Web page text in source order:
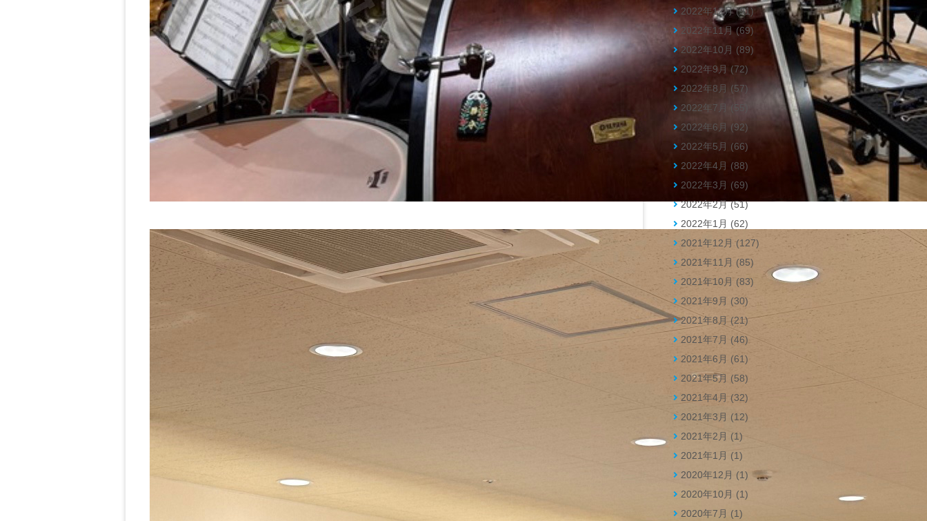
2022年12月 (91)
2022年11月 (69)
2022年10月 (89)
2022年9月 (72)
2022年8月 (57)
2022年7月 (55)
2022年6月 (92)
2022年5月 (66)
2022年4月 (88)
2022年3月 (69)
2022年2月 (51)
2022年1月 (62)
2021年12月 (127)
2021年11月 (85)
2021年10月 (83)
2021年9月 (30)
2021年8月 (21)
2021年7月 (46)
2021年6月 (61)
2021年5月 (58)
2021年4月 (32)
2021年3月 (12)
2021年2月 (1)
2021年1月 (1)
2020年12月 (1)
2020年10月 (1)
2020年7月 (1)